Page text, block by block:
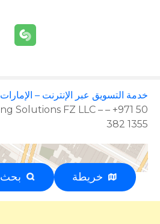
خدمة التسويق عبر الإنترنت – الإمارات
Solutions FZ LLC – – +971 50
382 1355
خريطة بحثإعلان